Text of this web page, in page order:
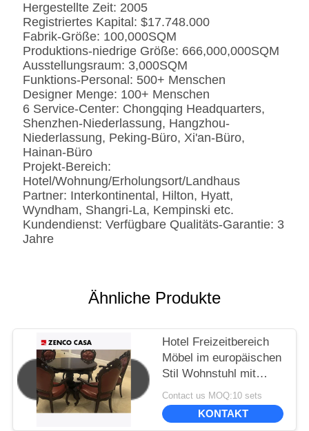
Hergestellte Zeit: 2005
Registriertes Kapital: $17.748.000
Fabrik-Größe: 100,000SQM
Produktions-niedrige Größe: 666,000,000SQM
Ausstellungsraum: 3,000SQM
Funktions-Personal: 500+ Menschen
Designer Menge: 100+ Menschen
6 Service-Center: Chongqing Headquarters,
Shenzhen-Niederlassung, Hangzhou-
Niederlassung, Peking-Büro, Xi'an-Büro,
Hainan-Büro
Projekt-Bereich:
Hotel/Wohnung/Erholungsort/Landhaus
Partner: Interkontinental, Hilton, Hyatt,
Wyndham, Shangri-La, Kempinski etc.
Kundendienst: Verfügbare Qualitäts-Garantie: 3
Jahre
Ähnliche Produkte
Hotel Freizeitbereich
Möbel im europäischen
Stil Wohnstuhl mit
kleinen runden Tisch
Contact us MOQ:10 sets
KONTAKT